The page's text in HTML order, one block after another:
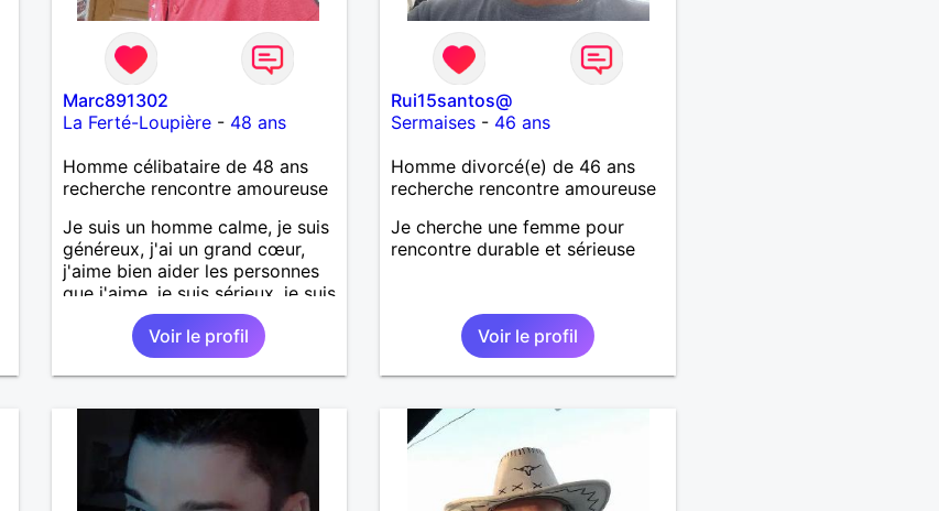
Marc891302
La Ferté-Loupière- 48 ans
Homme célibataire de 48 ans
recherche rencontre amoureuse
Je suis un homme calme, je suis
généreux, j'ai un grand cœur,
j'aime bien aider les personnes
que j'aime, je suis sérieux, je suis
sincère, je suis honnête, j'aime
pas qu'on joue avec moi et
j'aime pas les mensonges. Je
cherche une relation amoureuse
Voir le profil
Rui15santos@
Sermaises - 46 ans
Homme divorcé(e) de 46 ans
recherche rencontre amoureuse
Je cherche une femme pour
rencontre durable et sérieuse
Voir le profil